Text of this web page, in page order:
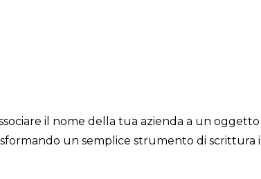
il nome della tua azienda a un
un semplice strumento di